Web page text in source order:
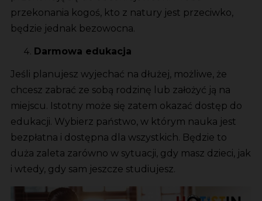
przekonania kogoś, kto z natury jest przeciwko,
będzie jednak bezowocna.
Darmowa edukacja
Jeśli planujesz wyjechać na dłużej, możliwe, że
chcesz zabrać ze sobą rodzinę lub założyć ją na
miejscu. Istotny może się zatem okazać dostęp do
edukacji. Wybierz państwo, w którym nauka jest
bezpłatna i dostępna dla wszystkich. Będzie to
duża zaleta zarówno w sytuacji, gdy masz dzieci, jak
i wtedy, gdy sam jeszcze studiujesz.